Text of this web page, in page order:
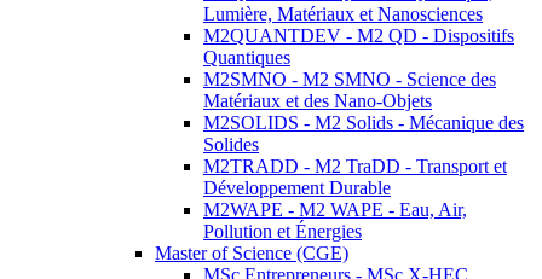
Lumière, Matériaux et Nanosciences
M2QUANTDEV - M2 QD - Dispositifs
Quantiques
M2SMNO - M2 SMNO - Science des
Matériaux et des Nano-Objets
M2SOLIDS - M2 Solids - Mécanique des
Solides
M2TRADD - M2 TraDD - Transport et
Développement Durable
M2WAPE - M2 WAPE - Eau, Air,
Pollution et Énergies
Master of Science (CGE)
MSc Entrepreneurs - MSc X-HEC